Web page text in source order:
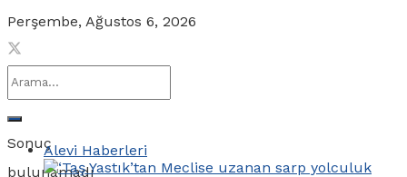
Perşembe, Ağustos 6, 2026
Sonuç
bulunamadı
Alevi Haberleri